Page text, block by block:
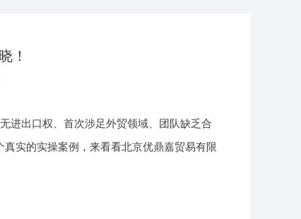
！
进出口权、首次涉足外贸领域、团队缺乏合
实的实操案例，来看看北京优鼎嘉贸易有限